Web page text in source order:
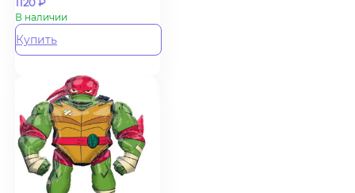
В наличии
Купить